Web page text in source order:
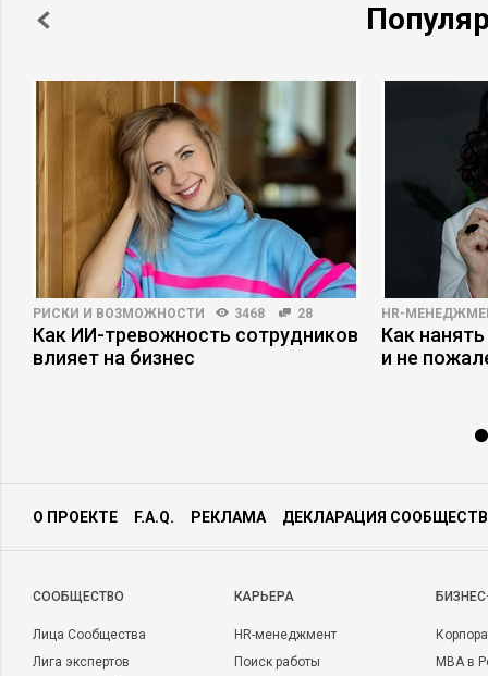
РИСКИ И ВОЗМОЖНОСТИ 3468 28
Как ИИ-тревожность сотрудников
влияет на бизнес
HR-
Как
и не
О ПРОЕКТЕ F.A.Q. РЕКЛАМА ДЕКЛАРАЦИЯ
CООБЩЕСТВО
Лица Сообщества
Лига экспертов
КАРЬЕРА
HR-менеджмент
Поиск работы
MBA в